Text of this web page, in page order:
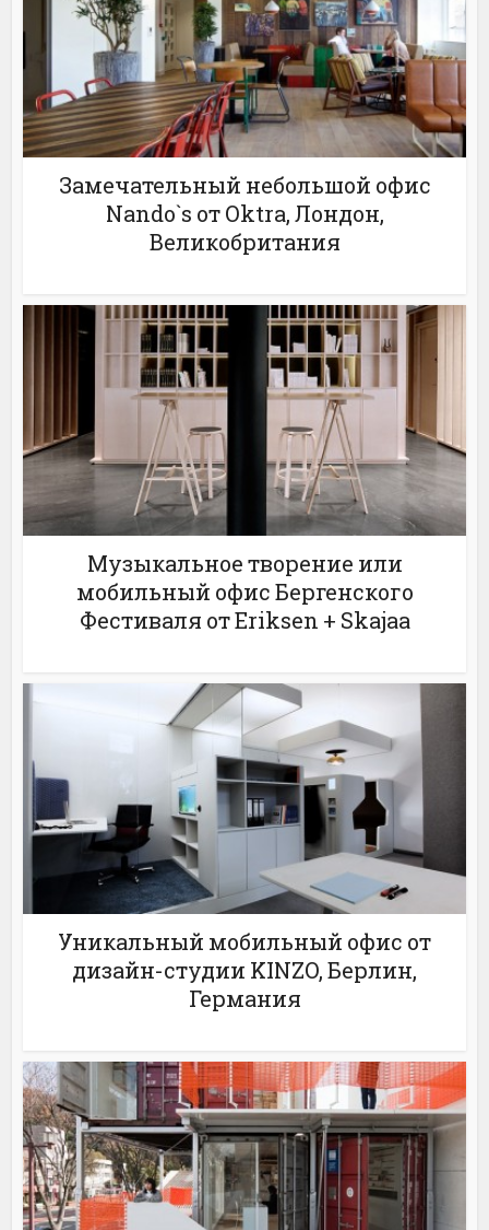
Замечательный небольшой офис
Nando`s от Oktra, Лондон,
Великобритания
Музыкальное творение или
мобильный офис Бергенского
Фестиваля от Eriksen + Skajaa
Уникальный мобильный офис от
дизайн-студии KINZO, Берлин,
Германия